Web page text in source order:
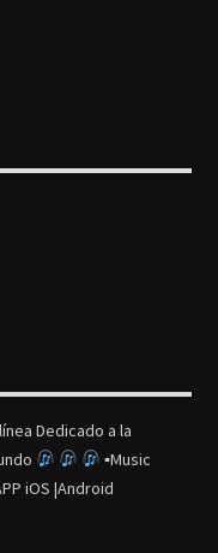
Dedicado a la
▪Music
iOS |Android